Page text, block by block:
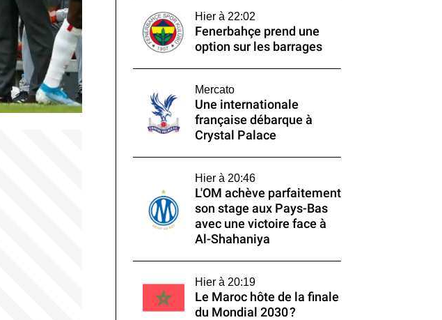
Hier à 22:02
Fenerbahçe prend une
option sur les barrages
Mercato
Une internationale
française débarque à
Crystal Palace
Hier à 20:46
L'OM achève parfaitement
son stage aux Pays-Bas
avec une victoire face à
Al-Shahaniya
Hier à 20:19
Le Maroc hôte de la finale
du Mondial 2030 ?